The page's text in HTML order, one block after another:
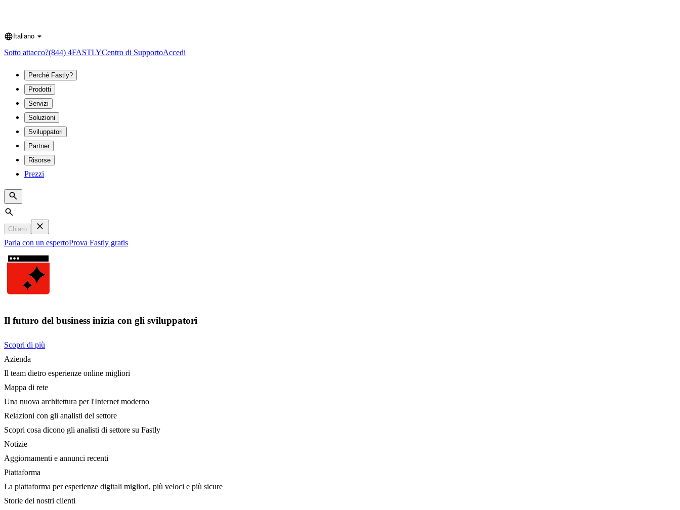
Language
Italiano
Sotto attacco?(844) 4FASTLYCentro di SupportoAccedi
Perché Fastly?
Prodotti
Servizi
Soluzioni
Sviluppatori
Partner
Risorse
Prezzi
Search
Chiaro
Parla con un espertoProva Fastly gratis
Il futuro del business inizia con gli sviluppatori
Scopri di più
Azienda
Il team dietro esperienze online migliori
Mappa di rete
Una nuova architettura per l'Internet moderno
Relazioni con gli analisti del settore
Scopri cosa dicono gli analisti di settore su Fastly
Notizie
Aggiornamenti e annunci recenti
Piattaforma
La piattaforma per esperienze digitali migliori, più veloci e più sicure
Storie dei nostri clienti